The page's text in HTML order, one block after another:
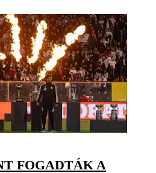
FOGADTÁK A